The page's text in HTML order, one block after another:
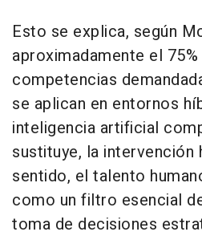
Esto se explica, según
aproximadamente el
competencias
se aplican en entornos
inteligencia artificial
sustituye, la intervención
sentido, el talento
como un filtro esencial
toma de decisiones